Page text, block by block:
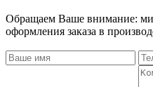
Обращаем Ваше внимание:
оформления заказа в